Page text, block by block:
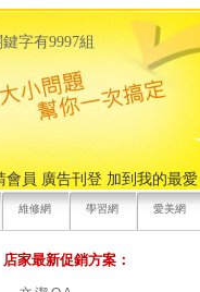
字有9997組
會員 廣告刊登 加到我的最愛
維修網 學習網 愛美網
店家最新促銷方案：